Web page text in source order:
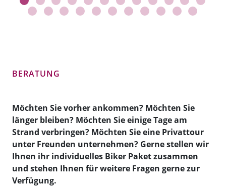
BERATUNG
Möchten Sie vorher ankommen? Möchten Sie
länger bleiben? Möchten Sie einige Tage am
Strand verbringen? Möchten Sie eine Privattour
unter Freunden unternehmen? Gerne stellen wir
Ihnen ihr individuelles Biker Paket zusammen
und stehen Ihnen für weitere Fragen gerne zur
Verfügung.